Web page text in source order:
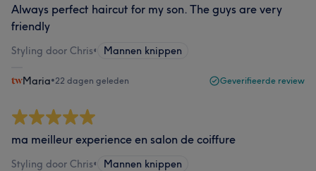
Always perfect haircut for my son. The guys are very
friendly
Styling door Chris• Mannen knippen
Maria•22 dagen geleden Geverifieerde review
ma meilleur experience en salon de coiffure
Styling door Chris• Mannen knippen